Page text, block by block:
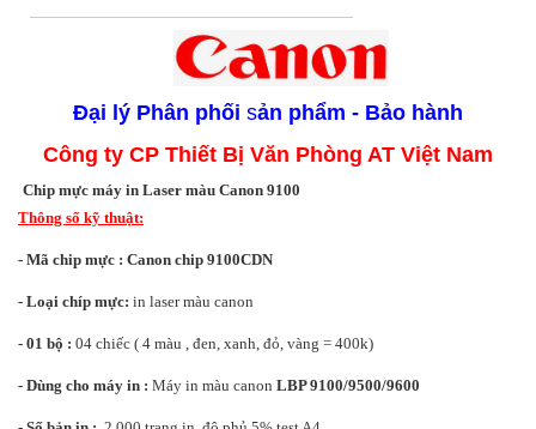
Đại lý Phân phối sản phẩm - Bảo hành
Công ty CP Thiết Bị Văn Phòng AT Việt Nam
Chip mực máy in Laser màu Canon 9100
Thông số kỹ thuật:
- Mã chip mực : Canon chip 9100CDN
- Loại chíp mực: in laser màu canon
- 01 bộ : 04 chiếc ( 4 màu , đen, xanh, đỏ, vàng = 400k)
- Dùng cho máy in : Máy in màu canon LBP 9100/9500/9600